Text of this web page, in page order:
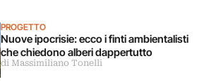
PROGETTO
Nuove ipocrisie: ecco i finti ambientalisti
che chiedono alberi dappertutto
di Massimiliano Tonelli